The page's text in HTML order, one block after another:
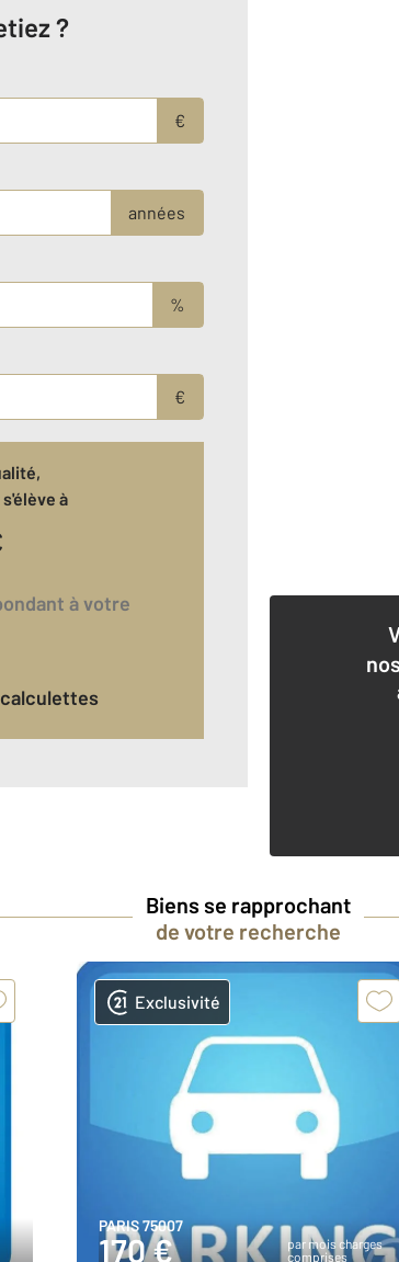
?
€
années
%
€
à
calculettes
Biens se rapprochant
de votre recherche
Exclusivité
PARIS 75007
170 €
par mois charges
comprises